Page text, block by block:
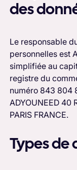
des
Le responsable
personnelles est
simplifiée au
registre du
numéro 843 804
ADYOUNEED 40
PARIS FRANCE.
Types de